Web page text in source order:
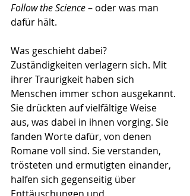
Follow the Science – oder was man
dafür hält.
Was geschieht dabei?
Zuständigkeiten verlagern sich. Mit
ihrer Traurigkeit haben sich
Menschen immer schon ausgekannt.
Sie drückten auf vielfältige Weise
aus, was dabei in ihnen vorging. Sie
fanden Worte dafür, von denen
Romane voll sind. Sie verstanden,
trösteten und ermutigten einander,
halfen sich gegenseitig über